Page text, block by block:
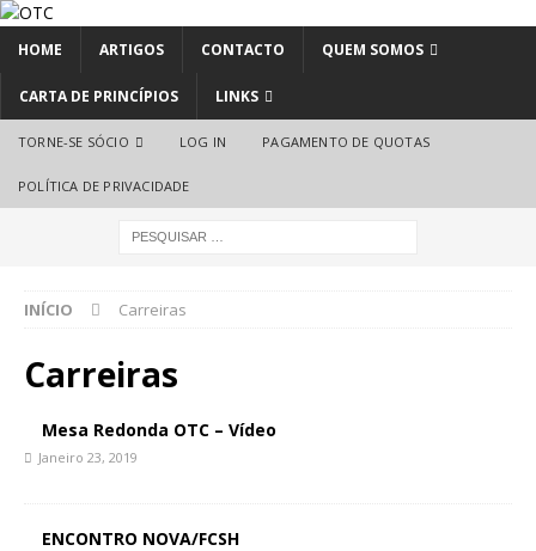
HOME ARTIGOS CONTACTO QUEM SOMOS
CARTA DE PRINCÍPIOS LINKS
TORNE-SE SÓCIO LOG IN PAGAMENTO DE QUOTAS
POLÍTICA DE PRIVACIDADE
INÍCIO Carreiras
Carreiras
Mesa Redonda OTC – Vídeo
Janeiro 23, 2019
ENCONTRO NOVA/FCSH